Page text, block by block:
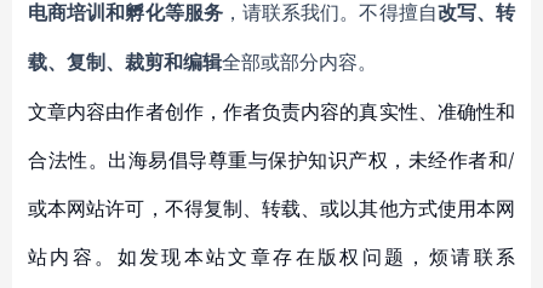
电商培训和孵化等服务，请联系我们。不得擅自改写、转
载、复制、裁剪和编辑全部或部分内容。
文章内容由作者创作，作者负责内容的真实性、准确性和
合法性。出海易倡导尊重与保护知识产权，未经作者和/
或本网站许可，不得复制、转载、或以其他方式使用本网
站内容。如发现本站文章存在版权问题，烦请联系